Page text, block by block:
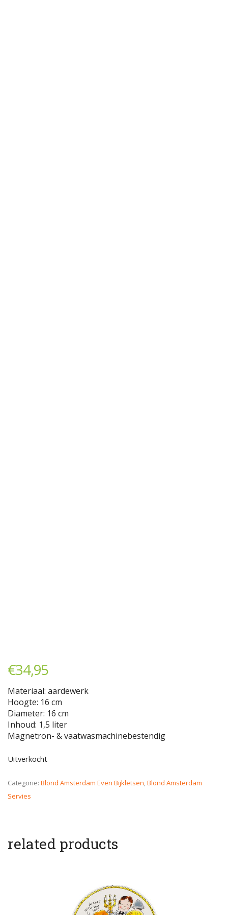
€34,95
Materiaal: aardewerk
Hoogte: 16 cm
Diameter: 16 cm
Inhoud: 1,5 liter
Magnetron- & vaatwasmachinebestendig
Uitverkocht
Categorie: Blond Amsterdam Even Bijkletsen,Blond Amsterdam
Servies
related products